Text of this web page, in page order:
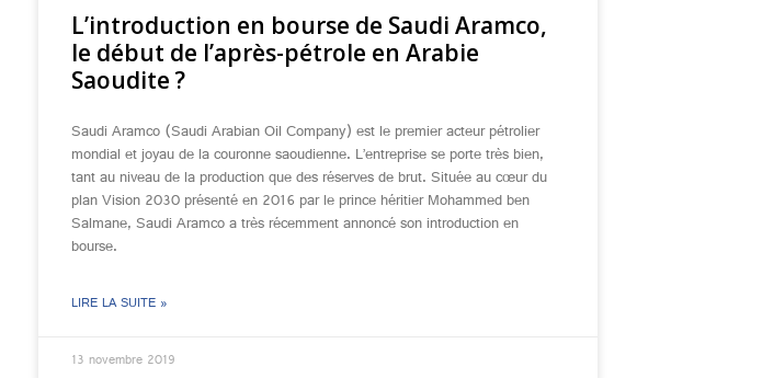
L’introduction en bourse de Saudi Aramco,
le début de l’après-pétrole en Arabie
Saoudite ?
Saudi Aramco (Saudi Arabian Oil Company) est le premier acteur pétrolier
mondial et joyau de la couronne saoudienne. L’entreprise se porte très bien,
tant au niveau de la production que des réserves de brut. Située au cœur du
plan Vision 2030 présenté en 2016 par le prince héritier Mohammed ben
Salmane, Saudi Aramco a très récemment annoncé son introduction en
bourse.
LIRE LA SUITE »
13 novembre 2019